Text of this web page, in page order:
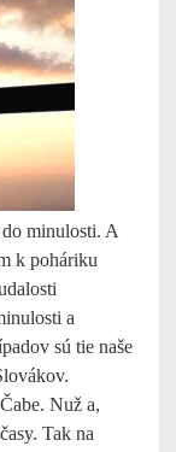
minulosti. A
k poháriku
a
sú tie naše
Nuž a,
Tak na